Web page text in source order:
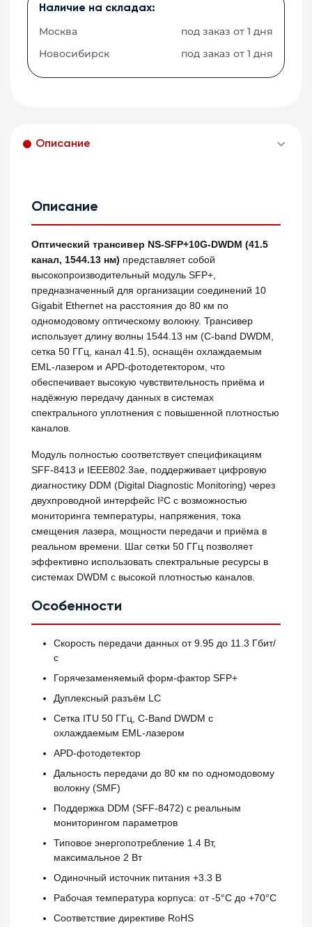
Наличие на складах:
Москва
под заказ от 1 дня
Новосибирск
под заказ от 1 дня
Описание
Описание
Оптический трансивер NS-SFP+10G-DWDM (41.5
канал, 1544.13 нм) представляет собой
высокопроизводительный модуль SFP+,
предназначенный для организации соединений 10
Gigabit Ethernet на расстояния до 80 км по
одномодовому оптическому волокну. Трансивер
использует длину волны 1544.13 нм (C-band DWDM,
сетка 50 ГГц, канал 41.5), оснащён охлаждаемым
EML-лазером и APD-фотодетектором, что
обеспечивает высокую чувствительность приёма и
надёжную передачу данных в системах
спектрального уплотнения с повышенной плотностью
каналов.
Модуль полностью соответствует спецификациям
SFF-8413 и IEEE802.3ae, поддерживает цифровую
диагностику DDM (Digital Diagnostic Monitoring) через
двухпроводной интерфейс I²C с возможностью
мониторинга температуры, напряжения, тока
смещения лазера, мощности передачи и приёма в
реальном времени. Шаг сетки 50 ГГц позволяет
эффективно использовать спектральные ресурсы в
системах DWDM с высокой плотностью каналов.
Особенности
Скорость передачи данных от 9.95 до 11.3 Гбит/
с
Горячезаменяемый форм-фактор SFP+
Дуплексный разъём LC
Сетка ITU 50 ГГц, C-Band DWDM с
охлаждаемым EML-лазером
APD-фотодетектор
Дальность передачи до 80 км по одномодовому
волокну (SMF)
Поддержка DDM (SFF-8472) с реальным
мониторингом параметров
Типовое энергопотребление 1.4 Вт,
максимальное 2 Вт
Одиночный источник питания +3.3 В
Рабочая температура корпуса: от -5°C до +70°C
Соответствие директиве RoHS